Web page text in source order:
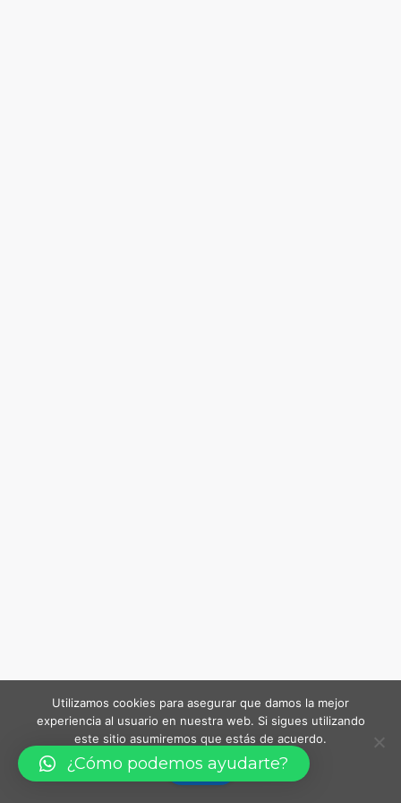
¿Cómo podemos ayudarte?
Utilizamos cookies para asegurar que damos la mejor
experiencia al usuario en nuestra web. Si sigues utilizando
este sitio asumiremos que estás de acuerdo.
Vale